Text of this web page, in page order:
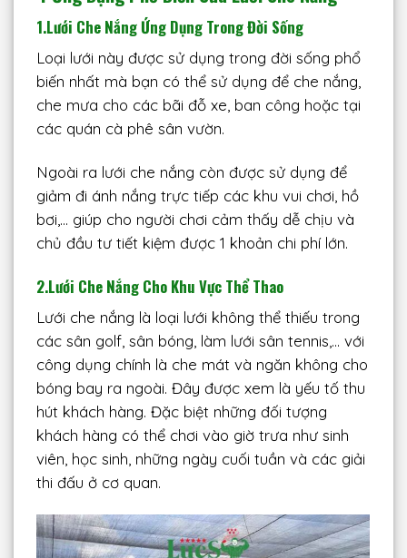
1.Lưới Che Nắng Ứng Dụng Trong Đời Sống
Loại lưới này được sử dụng trong đời sống phổ
biến nhất mà bạn có thể sử dụng để che nắng,
che mưa cho các bãi đỗ xe, ban công hoặc tại
các quán cà phê sân vườn.
Ngoài ra lưới che nắng còn được sử dụng để
giảm đi ánh nắng trực tiếp các khu vui chơi, hồ
bơi,… giúp cho người chơi cảm thấy dễ chịu và
chủ đầu tư tiết kiệm được 1 khoản chi phí lớn.
2.Lưới Che Nắng Cho Khu Vực Thể Thao
Lưới che nắng là loại lưới không thể thiếu trong
các sân golf, sân bóng, làm lưới sân tennis,… với
công dụng chính là che mát và ngăn không cho
bóng bay ra ngoài. Đây được xem là yếu tố thu
hút khách hàng. Đặc biệt những đối tượng
khách hàng có thể chơi vào giờ trưa như sinh
viên, học sinh, những ngày cuối tuần và các giải
thi đấu ở cơ quan.